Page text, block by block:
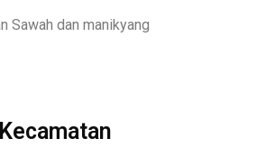
Sawah dan manikyang
Kecamatan